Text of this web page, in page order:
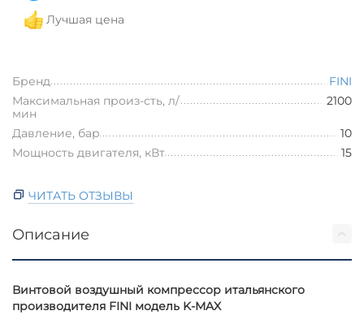
Лучшая цена
Бренд
FINI
Максимальная произ-сть, л/
мин
2100
Давление, бар
10
Мощность двигателя, кВт
15
ЧИТАТЬ ОТЗЫВЫ
Описание
Винтовой воздушный компрессор итальянского
производителя FINI модель K-MAX